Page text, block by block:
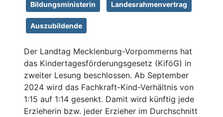
Bildungsministerin Landesrahmenvertrag
Auszubildende
Der Landtag Mecklenburg-Vorpommerns hat
das Kindertagesförderungsgesetz (KiföG) in
zweiter Lesung beschlossen. Ab September
2024 wird das Fachkraft-Kind-Verhältnis von
1:15 auf 1:14 gesenkt. Damit wird künftig jede
Erzieherin bzw. jeder Erzieher im Durchschnitt